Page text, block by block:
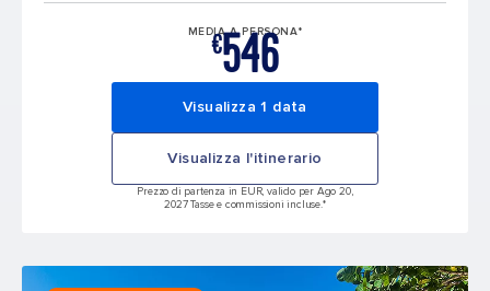
MEDIA A PERSONA*
€546
Visualizza 1 data
Visualizza l'itinerario
Prezzo di partenza in EUR, valido per Ago 20,
2027 Tasse e commissioni incluse.*